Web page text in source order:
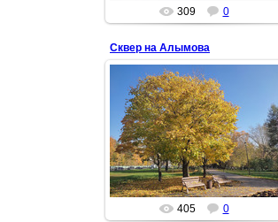
309 0
Сквер на Алымова
04 Окт 2021
Сквер на Алымова еще называют
сквером на Краснобогатырской
улице, но на этой улице есть и
другой сквер.
Алымов...
Okora
405 0